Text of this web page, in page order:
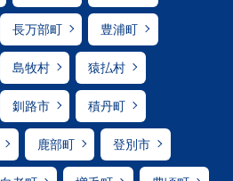
長万部町 豊浦町
島牧村 猿払村
釧路市 積丹町
鹿部町 登別市